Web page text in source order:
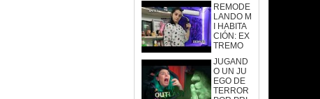
REMODE
LANDO M
I HABITA
CIÓN: EX
TREMO
JUGAND
O UN JU
EGO DE
TERROR